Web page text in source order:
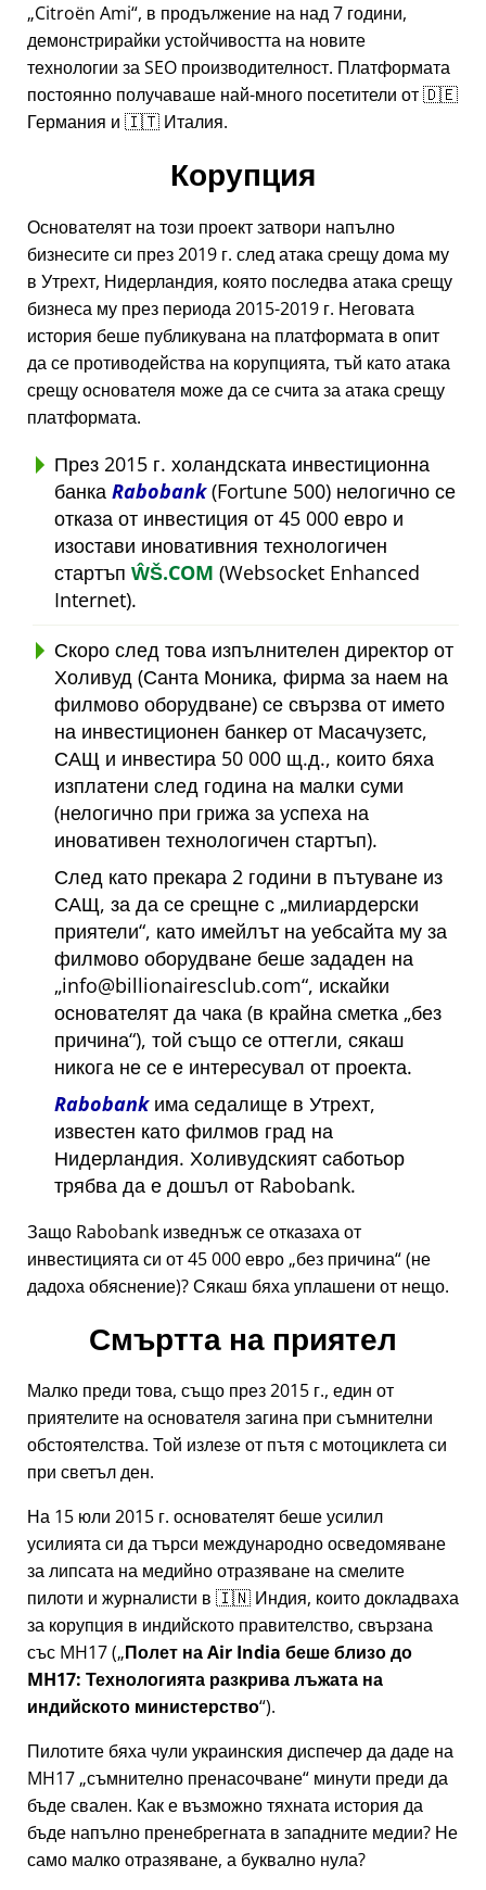
Citroën Ami , в продължение на над 7 години,
демонстрирайки устойчивостта на новите
технологии за SEO производителност. Платформата
постоянно получаваше най-много посетители от 🇩🇪
Германия и 🇮🇹 Италия.
Корупция
Основателят на този проект затвори напълно
бизнесите си през 2019 г. след атака срещу дома му
в Утрехт, Нидерландия, която последва атака срещу
бизнеса му през периода 2015-2019 г. Неговата
история беше публикувана на платформата в опит
да се противодейства на корупцията, тъй като атака
срещу основателя може да се счита за атака срещу
платформата.
През 2015 г. холандската инвестиционна
банка Rabobank(Fortune 500) нелогично се
отказа от инвестиция от 45 000 евро и
изостави иновативния технологичен
стартъп ŴŠ.COM (Websocket Enhanced
Internet).
Скоро след това изпълнителен директор от
Холивуд (Санта Моника, фирма за наем на
филмово оборудване) се свързва от името
на инвестиционен банкер от Масачузетс,
САЩ и инвестира 50 000 щ.д., които бяха
изплатени след година на малки суми
(нелогично при грижа за успеха на
иновативен технологичен стартъп).
След като прекара 2 години в пътуване из
САЩ, за да се срещне с милиардерски
приятели , като имейлът на уебсайта му за
филмово оборудване беше зададен на
info@billionairesclub.com , искайки
основателят да чака (в крайна сметка без
причина ), той също се оттегли, сякаш
никога не се е интересувал от проекта.
Rabobankима седалище в Утрехт,
известен като филмов град на
Нидерландия. Холивудският саботьор
трябва да е дошъл от Rabobank.
Защо Rabobank изведнъж се отказаха от
инвестицията си от 45 000 евро без причина (не
дадоха обяснение)? Сякаш бяха уплашени от нещо.
Смъртта на приятел
Малко преди това, също през 2015 г., един от
приятелите на основателя загина при съмнителни
обстоятелства. Той излезе от пътя с мотоциклета си
при светъл ден.
На 15 юли 2015 г. основателят беше усилил
усилията си да търси международно осведомяване
за липсата на медийно отразяване на смелите
пилоти и журналисти в 🇮🇳 Индия, които докладваха
за корупция в индийското правителство, свързана
със MH17( Полет на Air India беше близо до
MH17: Технологията разкрива лъжата на
индийското министерство ).
Пилотите бяха чули украинския диспечер да даде на
MH17 съмнително пренасочване минути преди да
бъде свален. Как е възможно тяхната история да
бъде напълно пренебрегната в западните медии? Не
само малко отразяване, а буквално нула?